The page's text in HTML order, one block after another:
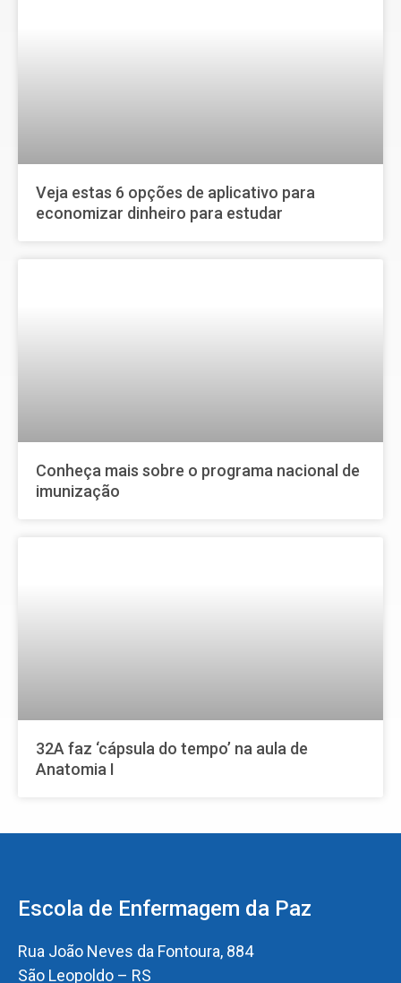
Veja estas 6 opções de aplicativo para
economizar dinheiro para estudar
Conheça mais sobre o programa nacional de
imunização
32A faz ‘cápsula do tempo’ na aula de
Anatomia I
Escola de Enfermagem da Paz
Rua João Neves da Fontoura, 884
São Leopoldo – RS